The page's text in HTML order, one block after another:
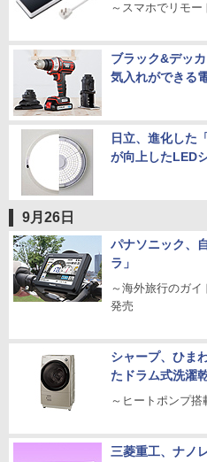
～スマホでリモ
ブラック&デッ
気入れができる
日立、進化した
が向上したLED
9月26日
パナソニック、
ラ」
～海外旅行のガイ
発売
シャープ、ひま
たドラム式洗濯
～ヒートポンプ搭
三菱重工、ナノ